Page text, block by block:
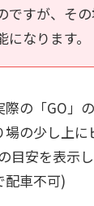
ですが、そ
なります。
の「GO」
の少し上に
目安を表示
配車不可)